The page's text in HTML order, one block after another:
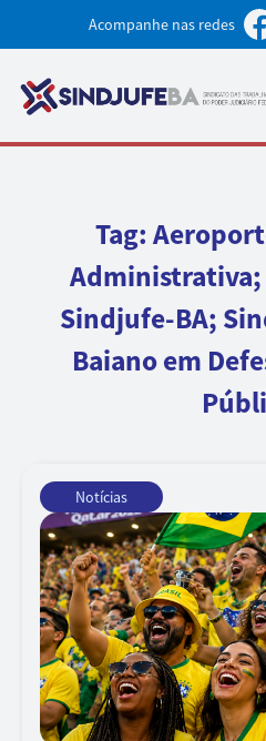
Acompanhe nas redes
Tag:
Sindjufe-BA;
Baiano em
Notícias